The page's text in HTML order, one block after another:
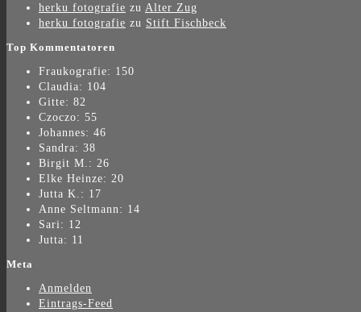
herku fotografie zu Alter Zug
herku fotografie zu Stift Fischbeck
Top Kommentatoren
Fraukografie: 150
Claudia: 104
Gitte: 82
Czoczo: 55
Johannes: 46
Sandra: 38
Birgit M.: 26
Elke Heinze: 20
Jutta K.: 17
Anne Seltmann: 14
Sari: 12
Jutta: 11
Meta
Anmelden
Eintrags-Feed